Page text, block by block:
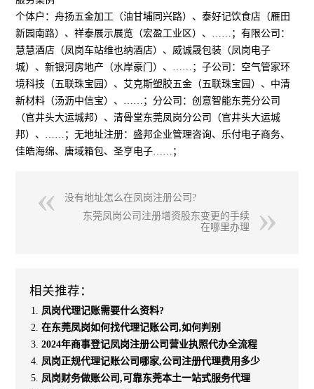
个体户：舟扬五金加工（油甘埔同兴路）、泰好记饮食店（雁田
新园南路）、祥泰展示展览（宏盈工业区）、……；有限公司：
慧慧酒店（凤岗车站维也纳酒店）、威诚晟包装（凤岗电子
城）、新银河房地产（水岸豪门）、……；子公司：空气管家环
境科技（五联珠宝园）、艾克斯塑胶五金（五联珠宝园）、中清
新材料（汤沥中信宝）、……；分公司：创意智能东莞分公司
（官井头大运城邦）、清骨堂东莞凤岗分公司（官井头大运城
邦）、……；无地址注册：盛邦企业管理咨询、乐付电子商务、
佳皓海绵、唐域箱包、圣亨电子……；
没有地址怎么在凤岗注册公司?
东莞凤岗公司注册增资股东变更的手续
在哪里办理
相关推荐：
凤岗代理记账需要什么资料?
在东莞凤岗如何找代理记账公司,如何判别
2024年商事登记凤岗注册公司营业执照代办全流程
凤岗正规代理记账公司哪家,公司注册代理费用多少
凤岗财务做账公司,可靠东莞本土一站式服务代理